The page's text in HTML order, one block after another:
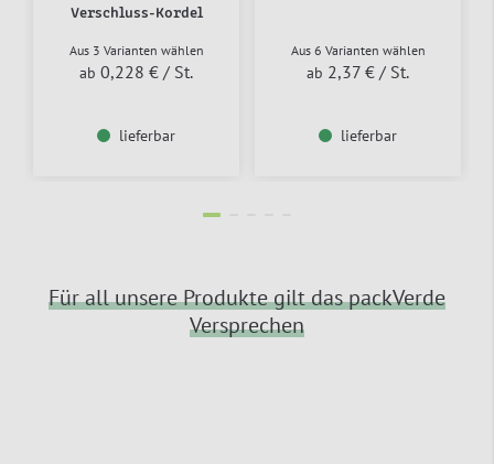
Verschluss-Kordel
Aus 3 Varianten wählen
ab 0,228 € / St.
lieferbar
Aus 6 Varianten wählen
ab 2,37 € / St.
lieferbar
Für all unsere Produkte gilt das packVerde
Versprechen